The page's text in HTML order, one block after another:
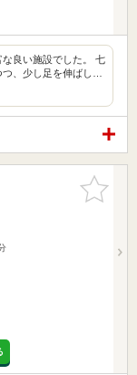
良い施設でした。 七
、少し足を伸ばし…
お気に入
りに追加